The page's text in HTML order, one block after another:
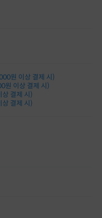
진화한
환경 완성
스테이션
원 단독특가
자재
원 이상 결제 시)
원 이상 결제 시)
결제 시)
결제 시)